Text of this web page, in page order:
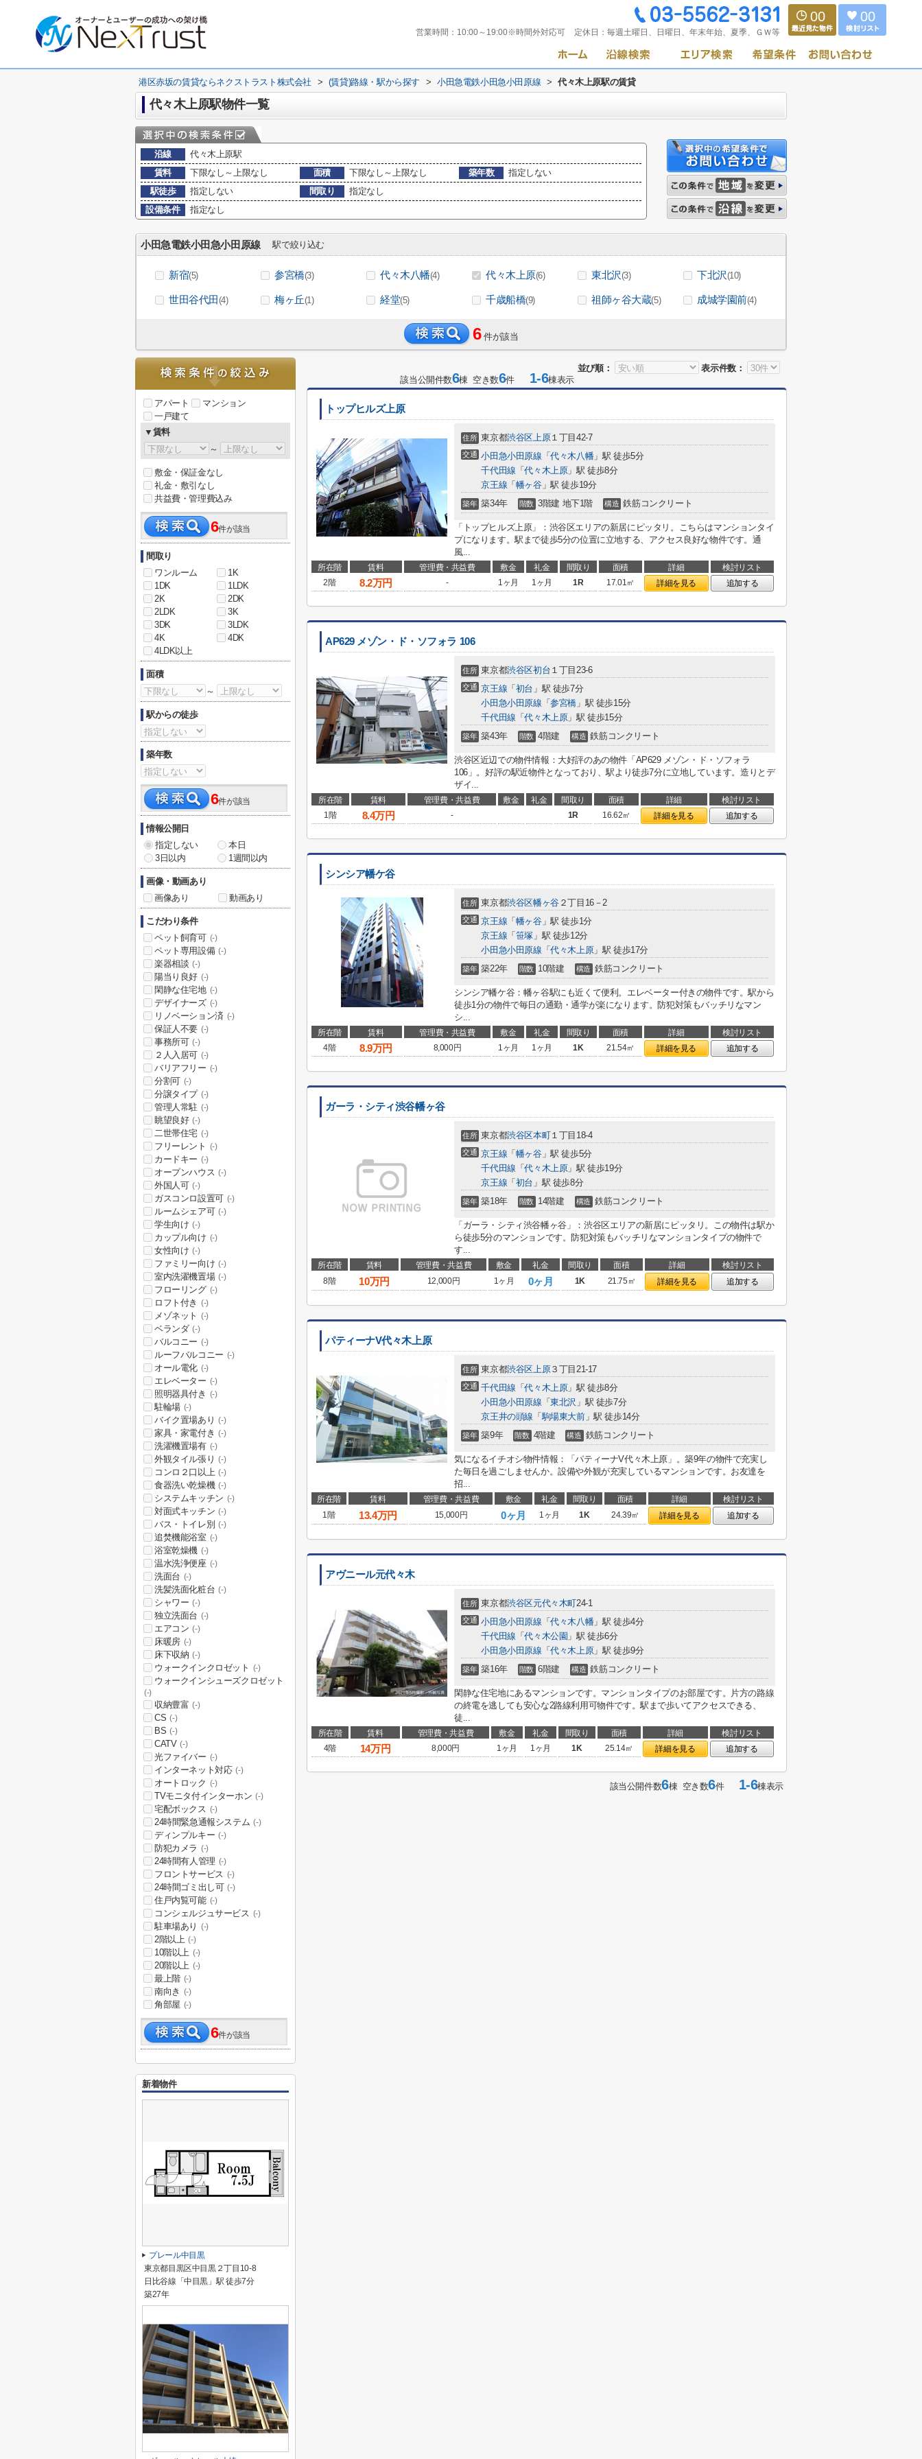
営業時間： 10:00～19:00※時間外対応可 定休日： 毎週土曜日、日曜日、年末年始、夏季、ＧＷ等
00 00
港区赤坂の賃貸ならネクストラスト株式会社 > (賃貸)路線・駅から探す > 小田急電鉄小田急小田原線 > 代々木上原駅の賃貸
代々木上原駅物件一覧
沿線
代々木上原駅
賃料
下限なし～上限なし 面積 下限なし～上限なし 築年数
指定しない
駅徒歩
指定しない 間取り
指定なし
設備条件
指定なし
小田急電鉄小田急小田原線 駅で絞り込む
新宿(5) 参宮橋(3) 代々木八幡(4) 代々木上原(6) 東北沢(3) 下北沢(10)
世田谷代田(4) 梅ヶ丘(1) 経堂(5) 千歳船橋(9) 祖師ヶ谷大蔵(5) 成城学園前(4)
6 件が該当
並び順：
表示件数：
該当公開件数6棟 空き数6件 1-6棟表示
トップヒルズ上原
住所 東京都渋谷区上原１丁目42-7
交通 小田急小田原線 「代々木八幡 」駅 徒歩5分
千代田線 「代々木上原」駅 徒歩8分
京王線 「 幡ヶ谷」駅 徒歩19分
築年 築34年 階数 3階建 地下1階 構造 鉄筋コンクリート
「トップヒルズ上原」：渋谷区エリアの新居にピッタリ。こちらはマンションタイ
プになります。駅まで徒歩5分の位置に立地する、アクセス良好な物件です。通
風...
所在階 賃料 管理費・共益費 敷金 礼金 間取り 面積 詳細
検討リスト
2階
8.2万円 - 1ヶ月 1ヶ月 1R 17.01㎡ 詳細を見る 追加する
AP629 メゾン・ド・ソフォラ 106
住所 東京都渋谷区初台 １丁目23-6
交通 京王線 「 初台 」駅 徒歩7分
小田急小田原線 「参宮橋 」駅 徒歩15分
千代田線 「代々木上原」駅 徒歩15分
築年 築43年 階数 4階建 構造 鉄筋コンクリート
渋谷区近辺での物件情報：大好評のあの物件「AP629 メゾン・ド・ソフォラ
106」。好評の駅近物件となっており、駅より徒歩7分に立地しています。造りとデ
ザイ...
所在階 賃料 管理費・共益費 敷金 礼金 間取り 面積 詳細
検討リスト
1階
8.4万円 - 1R 16.62㎡ 詳細を見る 追加する
シンシア幡ケ谷
住所 東京都渋谷区幡ヶ谷２丁目16－2
交通 京王線 「 幡ヶ谷」駅 徒歩1分
京王線 「 笹塚 」駅 徒歩12分
小田急小田原線 「代々木上原」駅 徒歩17分
築年 築22年 階数 10階建 構造 鉄筋コンクリート
シンシア幡ケ谷：幡ヶ谷駅にも近くて便利。エレベーター付きの物件です。駅から
徒歩1分の物件で毎日の通勤・通学が楽になります。防犯対策もバッチリなマン
シ...
所在階 賃料 管理費・共益費 敷金 礼金 間取り 面積 詳細
検討リスト
4階
8.9万円 8,000円 1ヶ月 1ヶ月 1K 21.54㎡ 詳細を見る 追加する
ガーラ・シティ渋谷幡ヶ谷
住所 東京都渋谷区本町１丁目18-4
交通 京王線 「 幡ヶ谷」駅 徒歩5分
千代田線 「代々木上原」駅 徒歩19分
京王線 「 初台 」駅 徒歩8分
築年 築18年 階数 14階建 構造 鉄筋コンクリート
「ガーラ・シティ渋谷幡ヶ谷」：渋谷区エリアの新居にピッタリ。この物件は駅か
ら徒歩5分のマンションです。防犯対策もバッチリなマンションタイプの物件で
す...
所在階 賃料 管理費・共益費 敷金 礼金 間取り 面積 詳細
検討リスト
8階
10万円 12,000円 1ヶ月 0ヶ月 1K 21.75㎡ 詳細を見る 追加する
パティーナV代々木上原
住所 東京都渋谷区上原３丁目21-17
交通 千代田線 「代々木上原」駅 徒歩8分
小田急小田原線 「東北沢 」駅 徒歩7分
京王井の頭線 「駒場東大前」駅 徒歩14分
築年 築9年 階数 4階建 構造 鉄筋コンクリート
気になるイチオシ物件情報：「パティーナV代々木上原」。築9年の物件で充実し
た毎日を過ごしませんか。設備や外観が充実しているマンションです。お友達を
招...
所在階 賃料 管理費・共益費 敷金 礼金 間取り 面積 詳細
検討リスト
1階
13.4万円 15,000円 0ヶ月 1ヶ月 1K 24.39㎡ 詳細を見る 追加する
アヴニール元代々木
住所 東京都渋谷区元代々木町24-1
交通 小田急小田原線 「代々木八幡 」駅 徒歩4分
千代田線 「代々木公園 」駅 徒歩6分
小田急小田原線 「代々木上原」駅 徒歩9分
築年 築16年 階数 6階建 構造 鉄筋コンクリート
閑静な住宅地にあるマンションです。マンションタイプのお部屋です。片方の路線
の終電を逃しても安心な2路線利用可物件です。駅まで歩いてアクセスできる、
徒...
所在階 賃料 管理費・共益費 敷金 礼金 間取り 面積 詳細
検討リスト
4階
14万円 8,000円 1ヶ月 1ヶ月 1K 25.14㎡ 詳細を見る 追加する
該当公開件数6棟 空き数6件1-6棟表示
アパート
マンション
一戸建て
▼賃料
～
敷金・保証金なし
礼金・敷引なし
共益費・管理費込み
6件が該当
間取り
ワンルーム
1K
1DK
1LDK
2K
2DK
2LDK
3K
3DK
3LDK
4K
4DK
4LDK以上
面積
～
駅からの徒歩
築年数
6件が該当
情報公開日
指定しない
本日
3日以内
1週間以内
画像・動画あり
画像あり
動画あり
こだわり条件
ペット飼育可 (-)
ペット専用設備 (-)
楽器相談 (-)
陽当り良好 (-)
閑静な住宅地 (-)
デザイナーズ (-)
リノベーション済 (-)
保証人不要 (-)
事務所可 (-)
２人入居可 (-)
バリアフリー (-)
分割可 (-)
分譲タイプ (-)
管理人常駐 (-)
眺望良好 (-)
二世帯住宅 (-)
フリーレント (-)
カードキー (-)
オープンハウス (-)
外国人可 (-)
ガスコンロ設置可 (-)
ルームシェア可 (-)
学生向け (-)
カップル向け (-)
女性向け (-)
ファミリー向け (-)
室内洗濯機置場 (-)
フローリング (-)
ロフト付き (-)
メゾネット (-)
ベランダ (-)
バルコニー (-)
ルーフバルコニー (-)
オール電化 (-)
エレベーター (-)
照明器具付き (-)
駐輪場 (-)
バイク置場あり (-)
家具・家電付き (-)
洗濯機置場有 (-)
外観タイル張り (-)
コンロ２口以上 (-)
食器洗い乾燥機 (-)
システムキッチン (-)
対面式キッチン (-)
バス・トイレ別 (-)
追焚機能浴室 (-)
浴室乾燥機 (-)
温水洗浄便座 (-)
洗面台 (-)
洗髪洗面化粧台 (-)
シャワー (-)
独立洗面台 (-)
エアコン (-)
床暖房 (-)
床下収納 (-)
ウォークインクロゼット (-)
ウォークインシューズクロゼット
(-)
収納豊富 (-)
CS (-)
BS (-)
CATV (-)
光ファイバー (-)
インターネット対応 (-)
オートロック (-)
TVモニタ付インターホン (-)
宅配ボックス (-)
24時間緊急通報システム (-)
ディンプルキー (-)
防犯カメラ (-)
24時間有人管理 (-)
フロントサービス (-)
24時間ゴミ出し可 (-)
住戸内覧可能 (-)
コンシェルジュサービス (-)
駐車場あり (-)
2階以上 (-)
10階以上 (-)
20階以上 (-)
最上階 (-)
南向き (-)
角部屋 (-)
6件が該当
新着物件
プレール中目黒
東京都目黒区中目黒２丁目10-8
日比谷線「中目黒」駅 徒歩7分
築27年